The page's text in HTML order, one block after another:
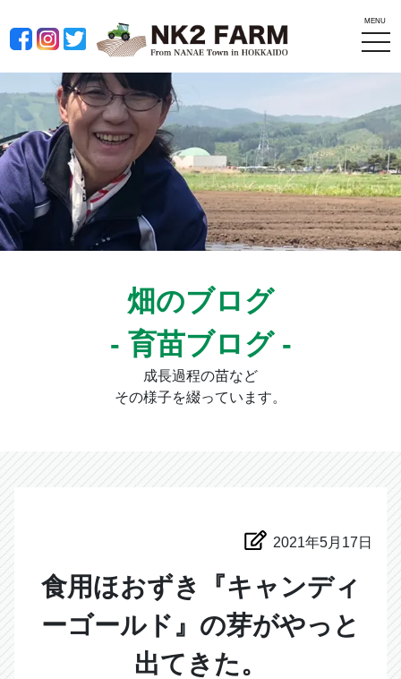
MENU
畑のブログ
- 育苗ブログ -
成長過程の苗など
その様子を綴っています。
2021年5月17日
食用ほおずき『キャンディ
ーゴールド』の芽がやっと
出てきた。